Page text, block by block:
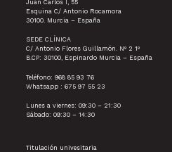
Juan Carlos I, 55
Esquina C/ Antonio Rocamora
30100. Murcia – España
SEDE CLÍNICA
C/ Antonio Flores Guillamón. Nº 2 1º
B.CP: 30100, Espinardo Murcia – España
Teléfono: 968 85 93 76
Whatsapp : 675 97 55 23
Lunes a viernes: 09:30 – 21:30
Sábado: 09:30 – 14:30
Titulación univesitaria